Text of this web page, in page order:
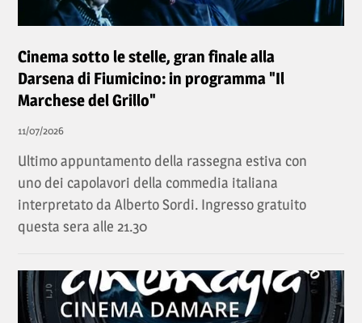
Cinema sotto le stelle, gran finale alla
Darsena di Fiumicino: in programma "Il
Marchese del Grillo"
11/07/2026
Ultimo appuntamento della rassegna estiva con
uno dei capolavori della commedia italiana
interpretato da Alberto Sordi. Ingresso gratuito
questa sera alle 21.30